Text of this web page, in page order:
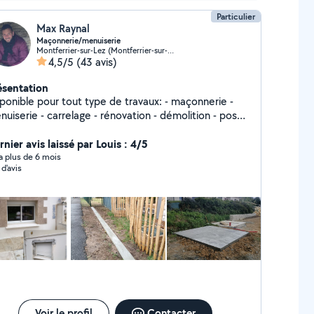
Particulier
Max Raynal
Maçonnerie/menuiserie
Montferrier-sur-Lez (Montferrier-sur-Lez)
4,5/5 (43 avis)
pour tout type de travaux: - maçonnerie -
- carrelage - rénovation - démolition - pose
cuisine - entretien d'espace vert - et bien
Je dispose d'un fourgon et je suis outillé En
de vos propositions n'hesitez pas à me
Cordialement Maxime
avis laissé par Louis : 4/5
plus de 6 mois